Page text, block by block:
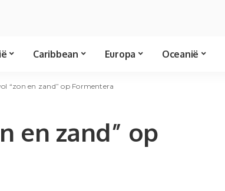
Caribbean Europa Oceanië
“zon en zand” op Formentera
en zand” op